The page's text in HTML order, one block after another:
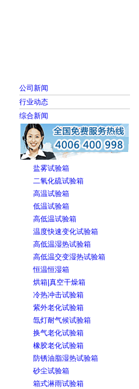
公司新闻
行业动态
综合新闻
盐雾试验箱
二氧化硫试验箱
高温试验箱
低温试验箱
高低温试验箱
温度快速变化试验箱
高低温湿热试验箱
高低温交变湿热试验箱
恒温恒湿箱
烘箱|真空干燥箱
冷热冲击试验箱
紫外老化试验箱
氙灯耐气候试验箱
换气老化试验箱
橡胶老化试验箱
防锈油脂湿热试验箱
砂尘试验箱
箱式淋雨试验箱